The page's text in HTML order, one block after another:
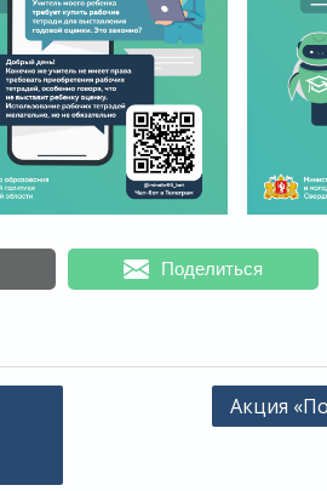
Поделиться
Акция